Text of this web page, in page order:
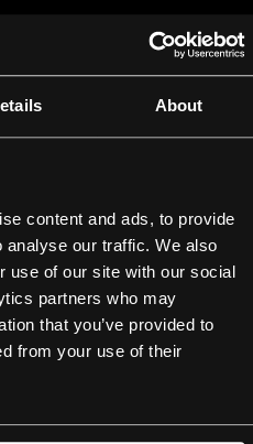
About
content and ads, to provide
our traffic. We also
use of our site with our social
partners who may
that you’ve provided to
from your use of their
comments yet
til
fester
i Hellerup til firmafest,
Burgerbaren BOBS rykke